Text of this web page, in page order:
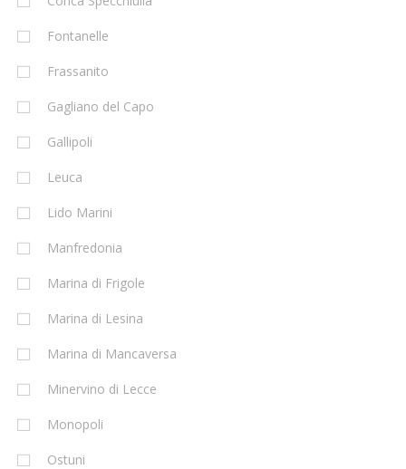
Fontanelle
Frassanito
Gagliano del Capo
Gallipoli
Leuca
Lido Marini
Manfredonia
Marina di Frigole
Marina di Lesina
Marina di Mancaversa
Minervino di Lecce
Monopoli
Ostuni